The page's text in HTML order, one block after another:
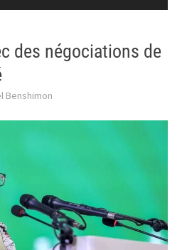
des négociations de
Benshimon